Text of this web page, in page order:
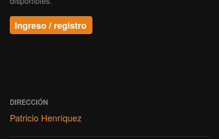
Ingreso / registro
DIRECCIÓN
Patricio Henríquez